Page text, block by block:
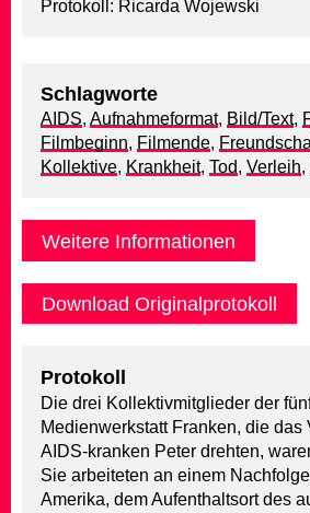
Protokoll: Ricarda Wojewski
Schlagworte
AIDS, Aufnahmeformat, Bild/Text,
Filmbeginn, Filmende,
Kollektive, Krankheit, Tod, Verleih,
Weitere Informationen
Download Originalprotokoll
Protokoll
Die drei Kollektivmitglieder der
Medienwerkstatt Franken, die das
AIDS-kranken Peter drehten,
Sie arbeiteten an einem
Amerika, dem Aufenthaltsort des